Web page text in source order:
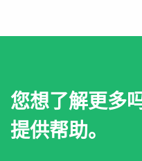
您想了解更多
提供帮助。